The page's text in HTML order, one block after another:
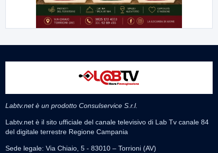
Labtv.net è un prodotto Consulservice S.r.l.
Labtv.net è il sito ufficiale del canale televisivo di Lab Tv canale 84
del digitale terrestre Regione Campania
Sede legale: Via Chiaio, 5 - 83010 – Torrioni (AV)